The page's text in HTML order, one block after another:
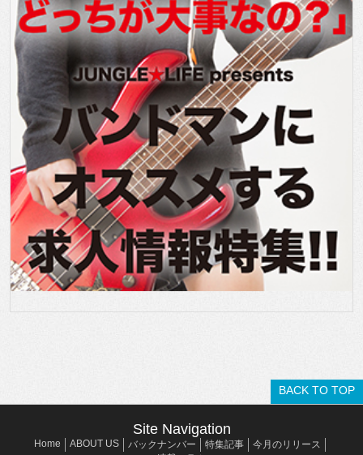
BACK TO TOP
Site Navigation
Home ABOUT US バックナンバー 特集記事
今月のリリース